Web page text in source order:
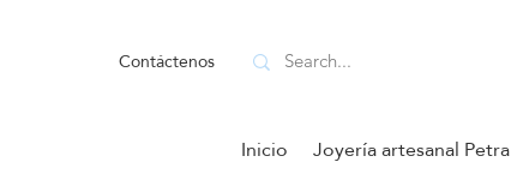
Contáctenos
Inicio Joyería artesanal Petra